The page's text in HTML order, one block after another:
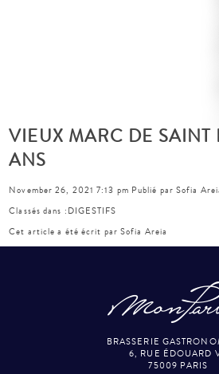
VIEUX MARC DE SAINT
ANS
November 26, 2021 7:13 pm Publié par Sofia
Classés dans : DIGESTIFS
Cet article a été écrit par Sofia Areia
BRASSERIE
6, RUE ÉDOUARD
75009 PARIS